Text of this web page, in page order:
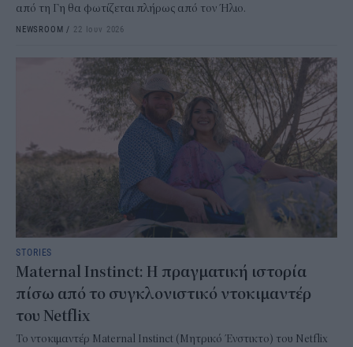
από τη Γη θα φωτίζεται πλήρως από τον Ήλιο.
NEWSROOM / 22 Ιουν 2026
STORIES
Maternal Instinct: Η πραγματική ιστορία
πίσω από το συγκλονιστικό ντοκιμαντέρ
του Netflix
Το ντοκιμαντέρ Maternal Instinct (Μητρικό Ένστικτο) του Netflix